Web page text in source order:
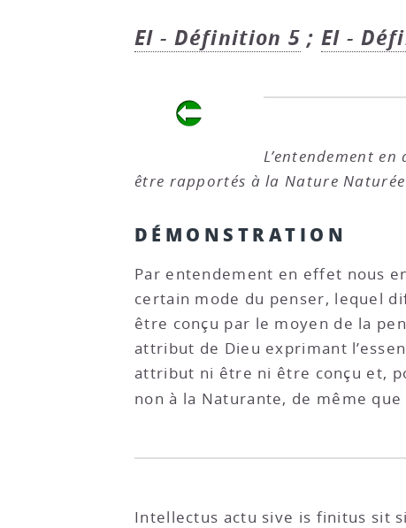
EI - Définition 5 ;EI -
L’entendement
être rapportés à la Nature
DÉMONSTRATION
Par entendement en effet nous
certain mode du penser, lequel
être conçu par le moyen de la
attribut de Dieu exprimant
attribut ni être ni être conçu et,
non à la Naturante, de même
Intellectus actu sive is finitus sit